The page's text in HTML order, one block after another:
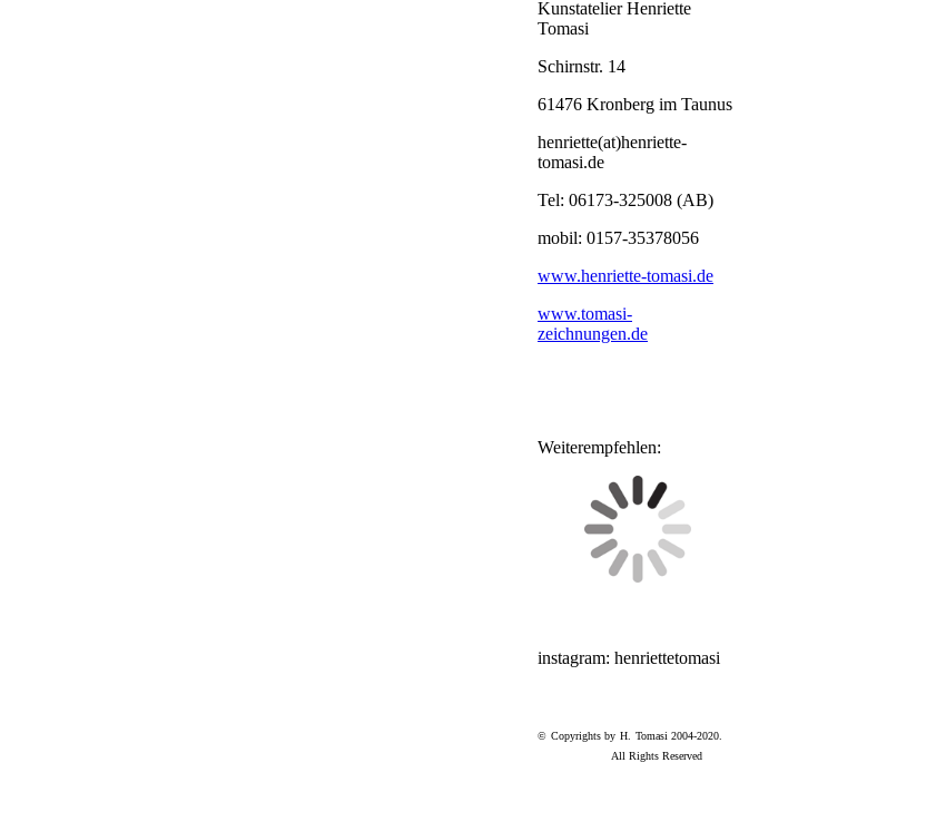
Kunstatelier Henriette
Tomasi
Schirnstr. 14
61476 Kronberg im Taunus
henriette(at)henriette-
tomasi.de
Tel: 06173-325008 (AB)
mobil: 0157-35378056
www.henriette-tomasi.de
www.tomasi-
zeichnungen.de
Weiterempfehlen:
instagram: henriettetomasi
© Copyrights by H. Tomasi 2004-2020.
All Rights Reserved